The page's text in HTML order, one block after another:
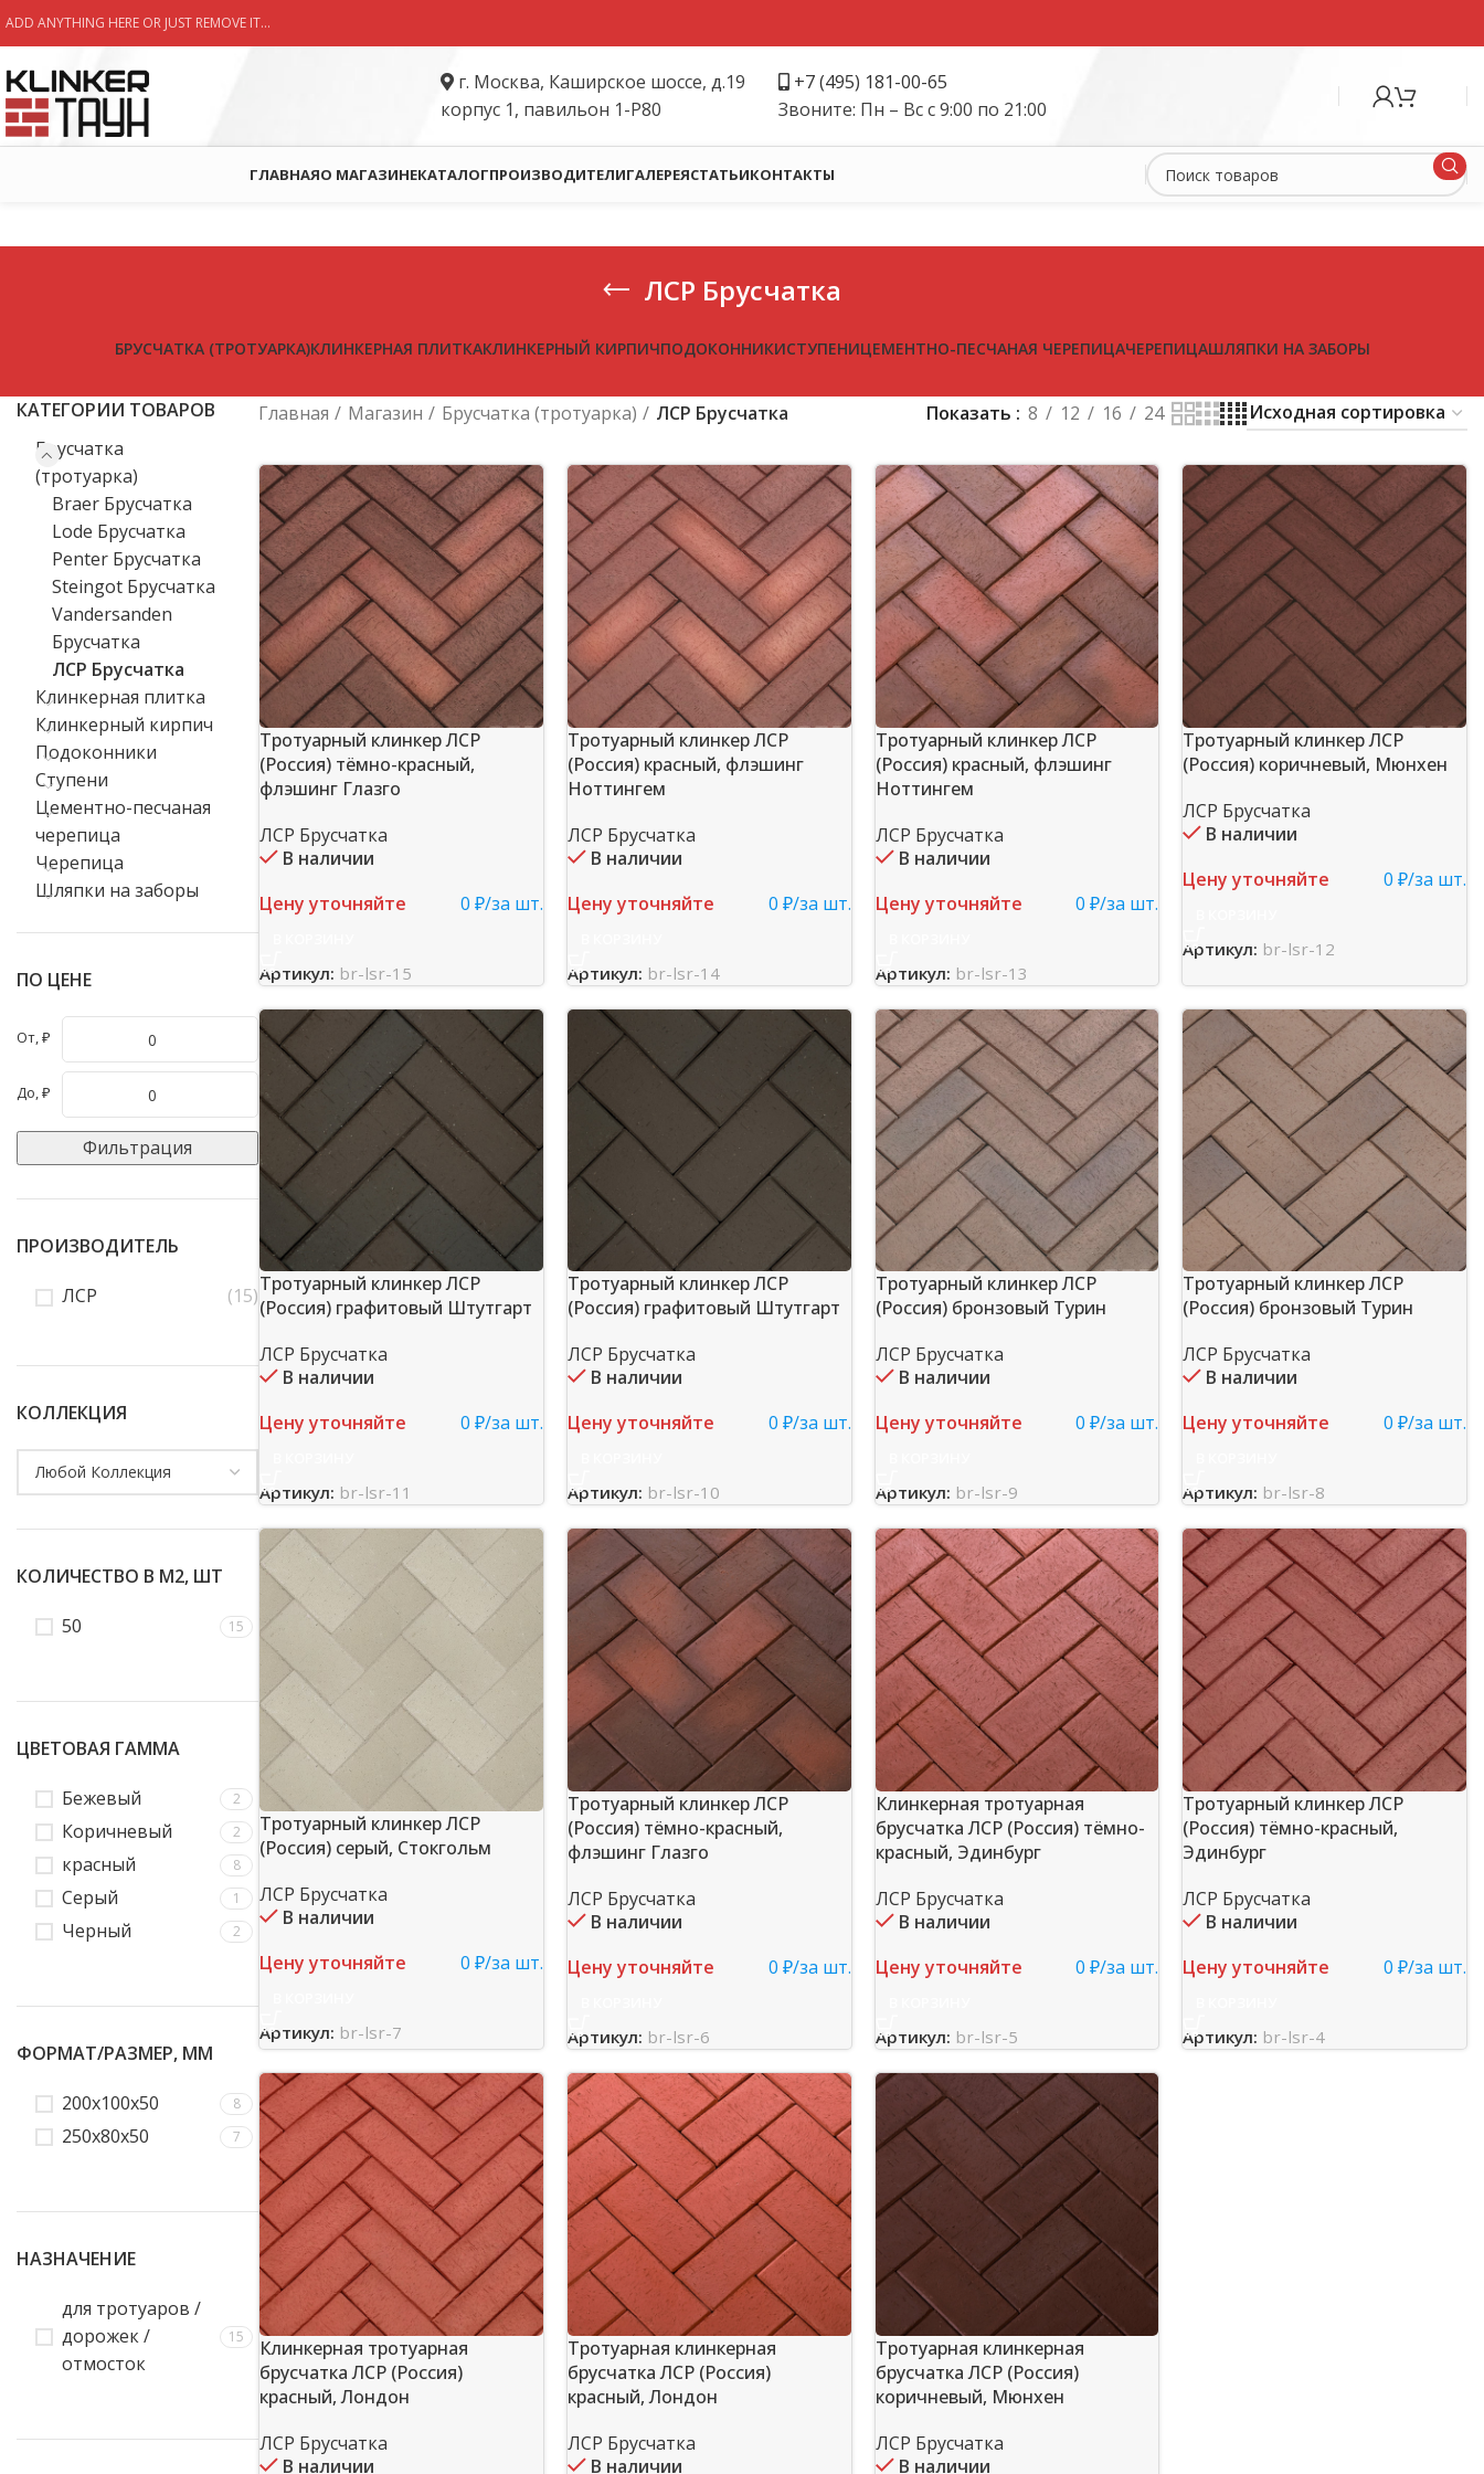
ADD ANYTHING HERE OR JUST REMOVE IT…
г. Москва, Каширское шоссе, д.19
корпус 1, павильон 1-Р80
+7 (495) 181-00-65
Звоните: Пн – Вс с 9:00 по 21:00
ГЛАВНАЯО МАГАЗИНЕКАТАЛОГПРОИЗВОДИТЕЛИГАЛЕРЕЯСТАТЬИКОНТАКТЫ
ЛСР Брусчатка
БРУСЧАТКА (ТРОТУАРКА)КЛИНКЕРНАЯ ПЛИТКАКЛИНКЕРНЫЙ КИРПИЧПОДОКОННИКИСТУПЕНИЦЕМЕНТНО-ПЕСЧАНАЯ ЧЕРЕПИЦАЧЕРЕПИЦАШЛЯПКИ НА ЗАБОРЫ
КАТЕГОРИИ ТОВАРОВ
Брусчатка
(тротуарка)
Braer Брусчатка
Lode Брусчатка
Penter Брусчатка
Steingot Брусчатка
Vandersanden
Брусчатка
ЛСР Брусчатка
Клинкерная плитка
Клинкерный кирпич
Подоконники
Ступени
Цементно-песчаная
черепица
Черепица
Шляпки на заборы
ПО ЦЕНЕ
От, ₽
До, ₽
Фильтрация
ПРОИЗВОДИТЕЛЬ
ЛСР (15)
КОЛЛЕКЦИЯ
КОЛИЧЕСТВО В М2, ШТ
50 15
ЦВЕТОВАЯ ГАММА
Бежевый 2
Коричневый 2
красный 8
Серый 1
Черный 2
ФОРМАТ/РАЗМЕР, ММ
200x100x50 8
250x80x50 7
НАЗНАЧЕНИЕ
для тротуаров /
дорожек /
отмосток
15
Главная Магазин Брусчатка (тротуарка) ЛСР Брусчатка Показать 8 12 16 24
Тротуарный клинкер ЛСР
(Россия) тёмно-красный,
флэшинг Глазго
ЛСР Брусчатка
В наличии
Цену уточняйте
0 ₽/за шт.
Артикул: br-lsr-15
Тротуарный клинкер ЛСР
(Россия) красный, флэшинг
Ноттингем
ЛСР Брусчатка
В наличии
Цену уточняйте
0 ₽/за шт.
Артикул: br-lsr-14
Тротуарный клинкер ЛСР
(Россия) красный, флэшинг
Ноттингем
ЛСР Брусчатка
В наличии
Цену уточняйте
0 ₽/за шт.
Артикул: br-lsr-13
Тротуарный клинкер ЛСР
(Россия) коричневый, Мюнхен
ЛСР Брусчатка
В наличии
Цену уточняйте
0 ₽/за шт.
Артикул: br-lsr-12
Тротуарный клинкер ЛСР
(Россия) графитовый Штутгарт
ЛСР Брусчатка
В наличии
Цену уточняйте
0 ₽/за шт.
Артикул: br-lsr-11
Тротуарный клинкер ЛСР
(Россия) графитовый Штутгарт
ЛСР Брусчатка
В наличии
Цену уточняйте
0 ₽/за шт.
Артикул: br-lsr-10
Тротуарный клинкер ЛСР
(Россия) бронзовый Турин
ЛСР Брусчатка
В наличии
Цену уточняйте
0 ₽/за шт.
Артикул: br-lsr-9
Тротуарный клинкер ЛСР
(Россия) бронзовый Турин
ЛСР Брусчатка
В наличии
Цену уточняйте
0 ₽/за шт.
Артикул: br-lsr-8
Тротуарный клинкер ЛСР
(Россия) серый, Стокгольм
ЛСР Брусчатка
В наличии
Цену уточняйте
0 ₽/за шт.
Артикул: br-lsr-7
Тротуарный клинкер ЛСР
(Россия) тёмно-красный,
флэшинг Глазго
ЛСР Брусчатка
В наличии
Цену уточняйте
0 ₽/за шт.
Артикул: br-lsr-6
Клинкерная тротуарная
брусчатка ЛСР (Россия) тёмно-
красный, Эдинбург
ЛСР Брусчатка
В наличии
Цену уточняйте
0 ₽/за шт.
Артикул: br-lsr-5
Тротуарный клинкер ЛСР
(Россия) тёмно-красный,
Эдинбург
ЛСР Брусчатка
В наличии
Цену уточняйте
0 ₽/за шт.
Артикул: br-lsr-4
Клинкерная тротуарная
брусчатка ЛСР (Россия)
красный, Лондон
ЛСР Брусчатка
В наличии
Тротуарная клинкерная
брусчатка ЛСР (Россия)
красный, Лондон
ЛСР Брусчатка
В наличии
Тротуарная клинкерная
брусчатка ЛСР (Россия)
коричневый, Мюнхен
ЛСР Брусчатка
В наличии